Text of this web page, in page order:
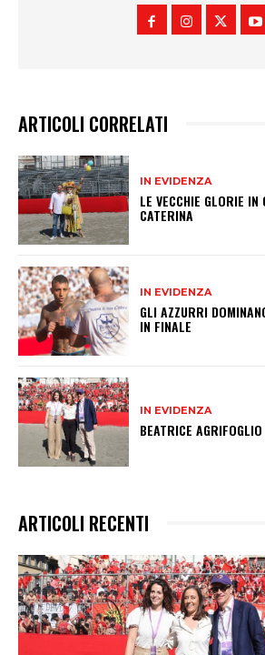
ARTICOLI CORRELATI
IN EVIDENZA
LE VECCHIE GLORIE
CATERINA
IN EVIDENZA
GLI AZZURRI
IN FINALE
IN EVIDENZA
BEATRICE
ARTICOLI RECENTI